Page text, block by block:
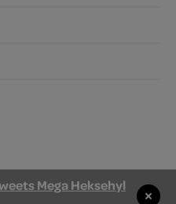
Mega Heksehyl